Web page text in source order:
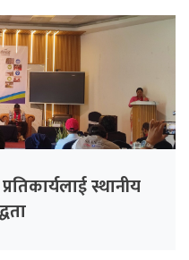
स्थानीय